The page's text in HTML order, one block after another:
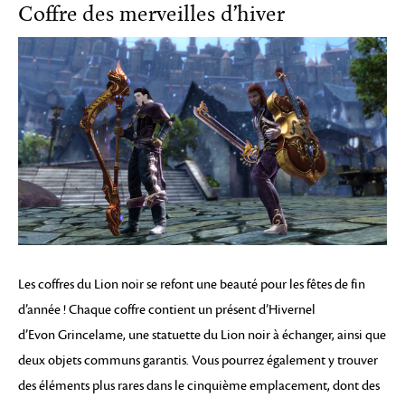
Coffre des merveilles d’hiver
Les coffres du Lion noir se refont une beauté pour les fêtes de fin
d’année ! Chaque coffre contient un présent d’Hivernel
d’Evon Grincelame, une statuette du Lion noir à échanger, ainsi que
deux objets communs garantis. Vous pourrez également y trouver
des éléments plus rares dans le cinquième emplacement, dont des